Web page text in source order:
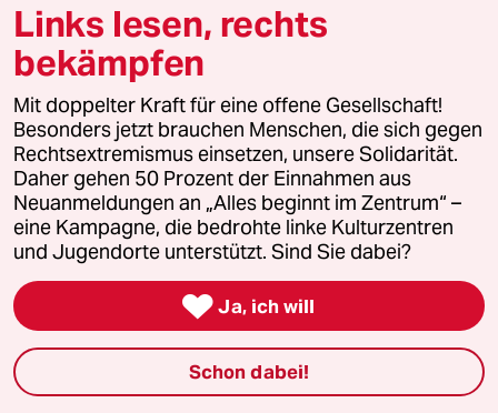
taz lab 2027
Mehr taz Lesestoff
taz Blogs
taz FUTURZWEI
Le Monde diplomatique
taz Archiv
Links lesen, rechts
bekämpfen
Mit doppelter Kraft für eine offene Gesellschaft!
Besonders jetzt brauchen Menschen, die sich gegen
Rechtsextremismus einsetzen, unsere Solidarität.
Daher gehen 50 Prozent der Einnahmen aus
Neuanmeldungen an „Alles beginnt im Zentrum“ –
eine Kampagne, die bedrohte linke Kulturzentren
und Jugendorte unterstützt. Sind Sie dabei?
 Ja, ich will
Schon dabei!